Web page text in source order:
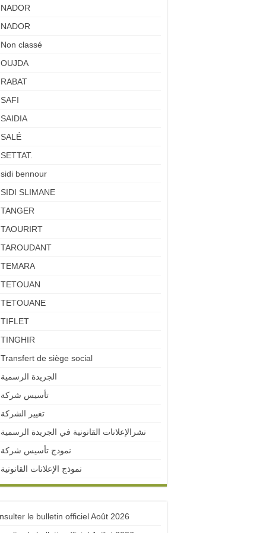
NADOR
NADOR
Non classé
OUJDA
RABAT
SAFI
SAIDIA
SALÉ
SETTAT.
sidi bennour
SIDI SLIMANE
TANGER
TAOURIRT
TAROUDANT
TEMARA
TETOUAN
TETOUANE
TIFLET
TINGHIR
Transfert de siège social
الجريدة الرسمية
تأسيس شركة
تغيير الشركة
نشرالإعلانات القانونية في الجريدة الرسمية
نمودج تأسيس شركة
نموذج الإعلانات القانونية
le bulletin officiel Août 2026